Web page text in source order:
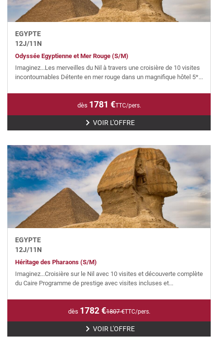
EGYPTE
12J/11N
Odyssée Egyptienne et Mer Rouge (S/M)
Imaginez...Les merveilles du Nil à travers une croisière de 10 visites
incontournables Détente en mer rouge dans un magnifique hôtel 5*...
dès 1781 €TTC/pers.
VOIR L'OFFRE
EGYPTE
12J/11N
Héritage des Pharaons (S/M)
Imaginez...Croisière sur le Nil avec 10 visites et découverte complète
du Caire Programme de prestige avec visites incluses et...
dès 1782€1807€TTC/pers.
VOIR L'OFFRE